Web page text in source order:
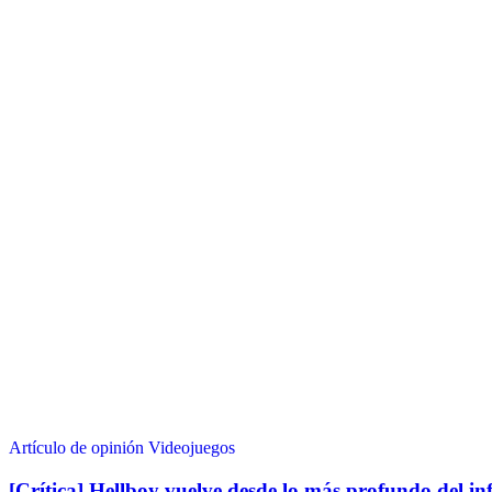
Artículo de opinión Videojuegos